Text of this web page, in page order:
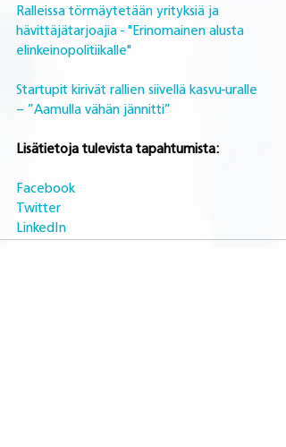
Ralleissa törmäytetään yrityksiä ja
hävittäjätarjoajia - "Erinomainen alusta
elinkeinopolitiikalle"
Startupit kirivät rallien siivellä kasvu-uralle
– ”Aamulla vähän jännitti”
Lisätietoja tulevista tapahtumista:
Facebook
Twitter
LinkedIn